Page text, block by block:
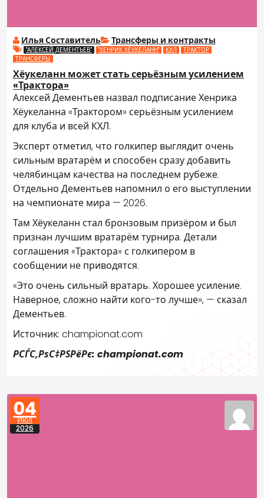
Илья Составитель Трансферы и контракты
"АЛЕКСЕЙ ДЕМЕНТЬЕВ" "ХЕНРИК ХЁУКЕЛАНН" КХЛ
ТРАКТОР
ТРАНСФЕРЫ
Хёукеланн может стать серьёзным усилением
«Трактора»
Алексей Дементьев назвал подписание Хенрика
Хёукеланна «Трактором» серьёзным усилением
для клуба и всей КХЛ.
Эксперт отметил, что голкипер выглядит очень
сильным вратарём и способен сразу добавить
челябинцам качества на последнем рубеже.
Отдельно Дементьев напомнил о его выступлении
на чемпионате мира — 2026.
Там Хёукеланн стал бронзовым призёром и был
признан лучшим вратарём турнира. Детали
соглашения «Трактора» с голкипером в
сообщении не приводятся.
«Это очень сильный вратарь. Хорошее усиление.
Наверное, сложно найти кого-то лучше», — сказал
Дементьев.
Источник: championat.com
РСЃС‚РѕС‡РЅРёРє: championat.com
04
Июл
2026